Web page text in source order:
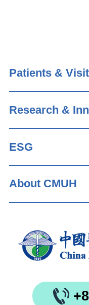
Patients &
Research &
ESG
About CMUH